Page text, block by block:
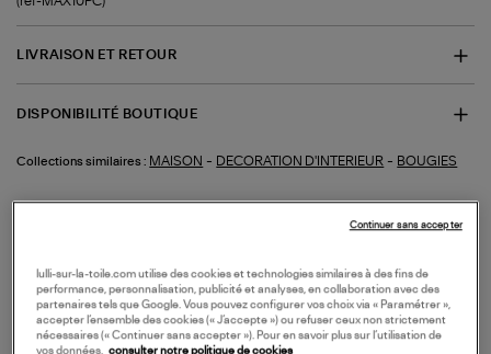
LIVRAISON ET RETOUR
DISPONIBILITÉ BOUTIQUE
Collections similaires : MAISON - DECORATION D'INTERIEUR - BOUGIES
VOS DERNIERS PRODUITS VUS
lulli-sur-la-toile.com utilise des cookies et technologies similaires à des fins de
performance, personnalisation, publicité et analyses, en collaboration avec des
partenaires tels que Google. Vous pouvez configurer vos choix via « Paramétrer »,
accepter l’ensemble des cookies (« J’accepte ») ou refuser ceux non strictement
nécessaires (« Continuer sans accepter »). Pour en savoir plus sur l’utilisation de
vos données, consulter notre politique de cookies
Continuer sans accepter